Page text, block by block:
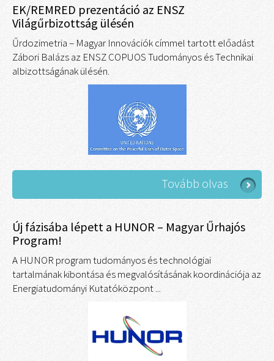
EK/REMRED prezentáció az ENSZ
Világűrbizottság ülésén
Űrdozimetria – Magyar Innovációk címmel tartott előadást
Zábori Balázs az ENSZ COPUOS Tudományos és Technikai
albizottságának ülésén.
Tovább olvas
Új fázisába lépett a HUNOR – Magyar Űrhajós
Program!
A HUNOR program tudományos és technológiai
tartalmának kibontása és megvalósításának koordinációja az
Energiatudományi Kutatóközpont ...